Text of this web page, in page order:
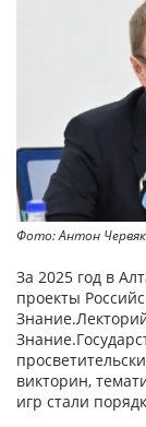
Фото: Антон
За 2025 год в
проекты
викторин,
игр стали